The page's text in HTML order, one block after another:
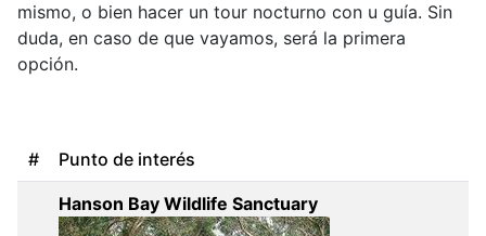
mismo, o bien hacer un tour nocturno con u guía. Sin
duda, en caso de que vayamos, será la primera
opción.
# Punto de interés
Hanson Bay Wildlife Sanctuary